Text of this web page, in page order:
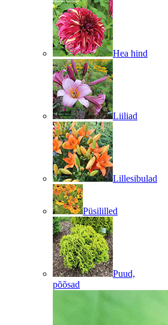
Hea hind
Liiliad
Lillesibulad
Püsililled
Puud,
põõsad